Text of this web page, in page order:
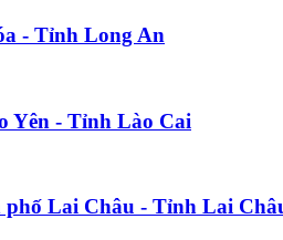
- Tỉnh Long An
Yên - Tỉnh Lào Cai
Lai Châu - Tỉnh Lai